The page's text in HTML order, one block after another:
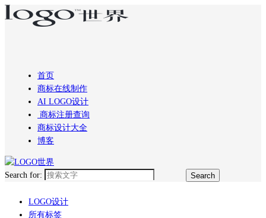
首页
商标在线制作
AI LOGO设计
商标注册查询
商标设计大全
博客
Search for:
LOGO设计
所有标签